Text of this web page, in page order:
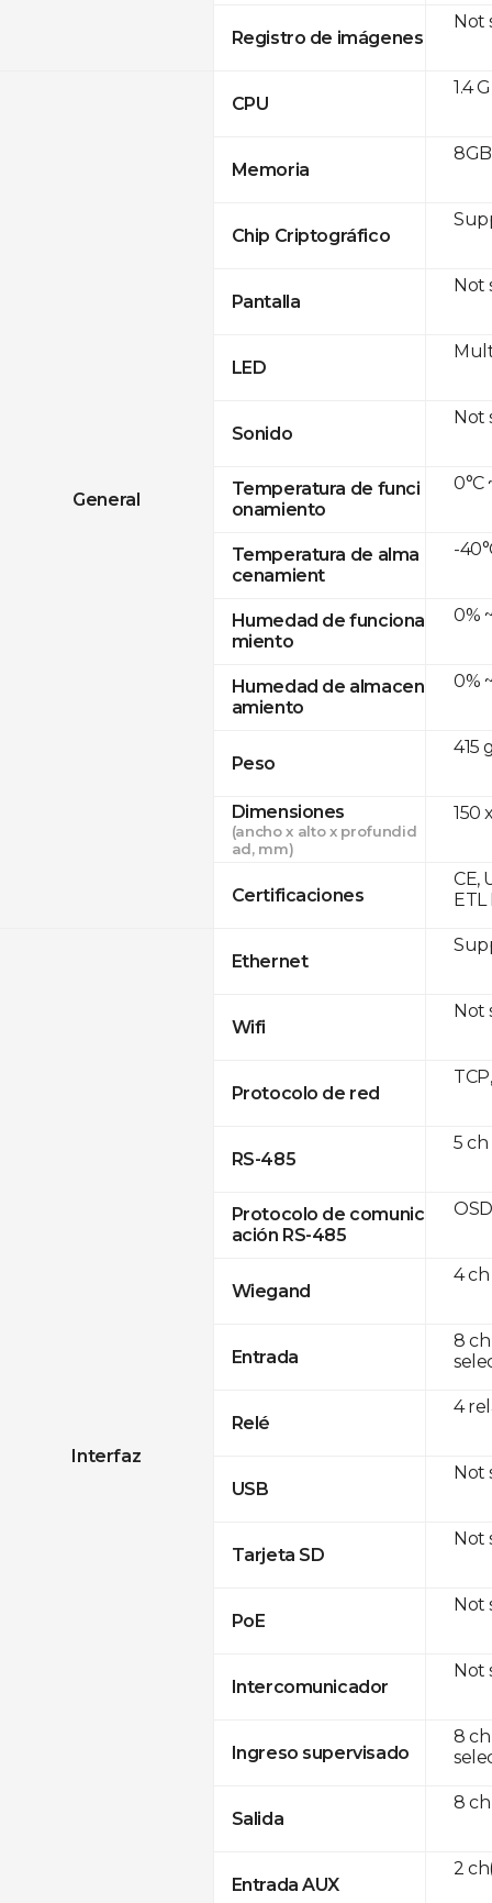
Registro de imágenes
General
CPU
Memoria
Chip Criptográfico
Pantalla
LED
Sonido
Temperatura de funci
onamiento
Temperatura de alma
cenamient
Humedad de funciona
miento
Humedad de almacen
amiento
Peso
Dimensiones
(ancho x alto x profundid
ad, mm)
Certificaciones
Interfaz
Ethernet
Wifi
Protocolo de red
RS-485
Protocolo de comunic
ación RS-485
Wiegand
Entrada
Relé
USB
Tarjeta SD
PoE
Intercomunicador
Ingreso supervisado
Salida
Entrada AUX
Not
1.4
Not
Not
0°C
-
0%
0%
415
150
CE,
ETL
Not
5 ch
4 ch
8
4
Not
Not
Not
Not
8
8 ch
2